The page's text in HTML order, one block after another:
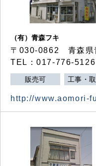
（有）青森フキ
〒030-0862 青森県
TEL：017-776-
販売可 工事・
http://www.aomori-